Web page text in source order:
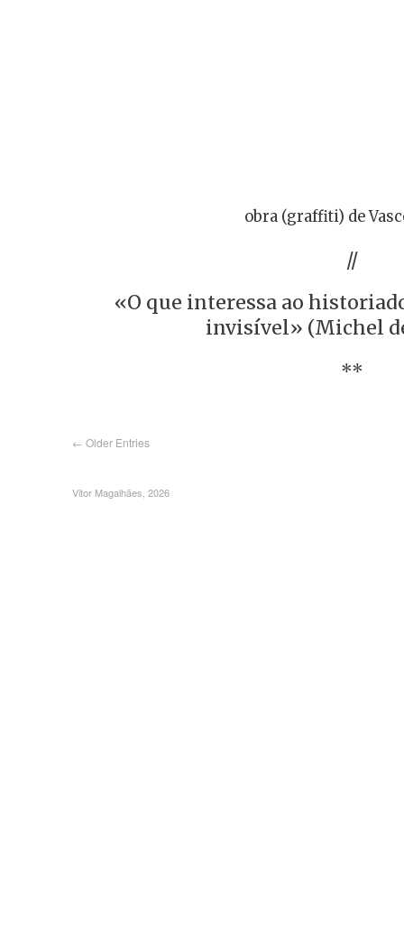
obra (graffiti) de
//
«O que interessa ao
invisível» (Michel
**
← Older Entries
Vitor Magalhães, 2026